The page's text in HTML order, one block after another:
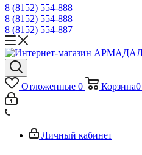
8 (8152) 554-888
8 (8152) 554-888
8 (8152) 554-887
Отложенные 0 Корзина0
Личный кабинет